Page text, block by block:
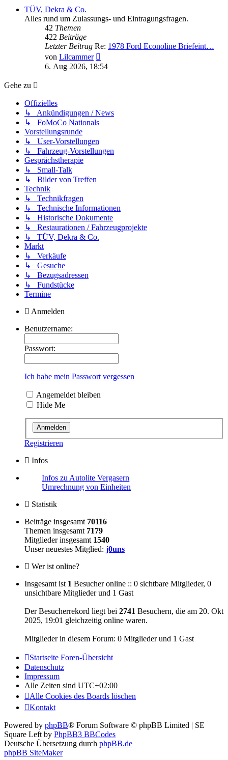
TÜV, Dekra & Co.
Alles rund um Zulassungs- und Eintragungsfragen.
42 Themen
422 Beiträge
Letzter Beitrag Re: 1978 Ford Econoline Briefeint…
von Lilcammer
Beitrag
6. Aug 2026, 18:54
Gehe zu
Offizielles
↳ Ankündigungen / News
↳ FoMoCo Nationals
Vorstellungsrunde
↳ User-Vorstellungen
↳ Fahrzeug-Vorstellungen
Gesprächstherapie
↳ Small-Talk
↳ Bilder von Treffen
Technik
↳ Technikfragen
↳ Technische Informationen
↳ Historische Dokumente
↳ Restaurationen / Fahrzeugprojekte
↳ TÜV, Dekra & Co.
Markt
↳ Verkäufe
↳ Gesuche
↳ Bezugsadressen
↳ Fundstücke
Termine
Anmelden
Benutzername:
Passwort:
Ich habe mein Passwort vergessen
Angemeldet bleiben
Hide Me
Registrieren
Infos
Infos zu Autolite Vergasern
Umrechnung von Einheiten
Statistik
Beiträge insgesamt 70116
Themen insgesamt 7179
Mitglieder insgesamt 1540
Unser neuestes Mitglied: j0uns
Wer ist online?
Insgesamt ist 1 Besucher online :: 0 sichtbare Mitglieder, 0
unsichtbare Mitglieder und 1 Gast
Der Besucherrekord liegt bei 2741 Besuchern, die am 20. Okt
2025, 19:01 gleichzeitig online waren.
Mitglieder in diesem Forum: 0 Mitglieder und 1 Gast
Startseite Foren-Übersicht
Datenschutz
Impressum
Alle Zeiten sind UTC+02:00
Alle Cookies des Boards löschen
Kontakt
Powered by phpBB® Forum Software © phpBB Limited | SE
Square Left by PhpBB3 BBCodes
Deutsche Übersetzung durch phpBB.de
phpBB SiteMaker